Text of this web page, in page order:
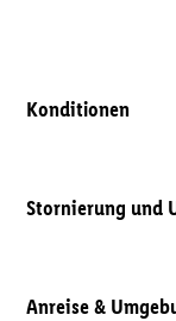
Konditionen
Stornierung und
Anreise &